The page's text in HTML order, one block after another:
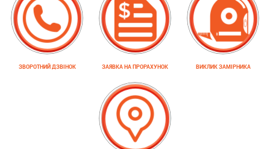
ЗВОРОТНИЙ ДЗВІНОК ЗАЯВКА НА ПРОРАХУНОК ВИКЛИК ЗАМІРНИКА